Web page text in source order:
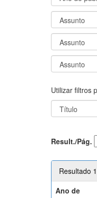
Utilizar filtros
Result./Pág.
Resultado
Ano de